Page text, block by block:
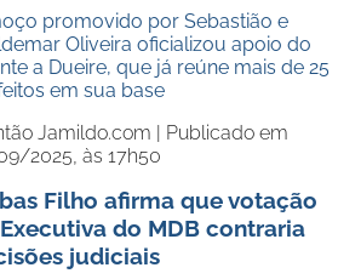
promovido por Sebastião e
Oliveira oficializou apoio do
a Dueire, que já reúne mais de 25
em sua base
Jamildo.com | Publicado em
2025, às 17h50
Filho afirma que votação
do MDB contraria
judiciais